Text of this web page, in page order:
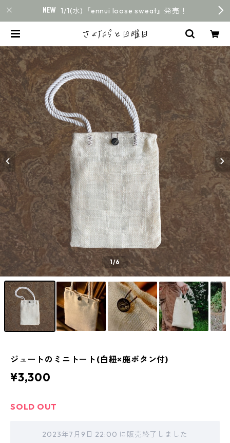
1/1(水)『ennui loose sweat』発売！
1/6
ジュートのミニトート(白紐×鹿ボタン付)
¥3,300
SOLD OUT
2023年7月9日 22:00 に販売終了しました